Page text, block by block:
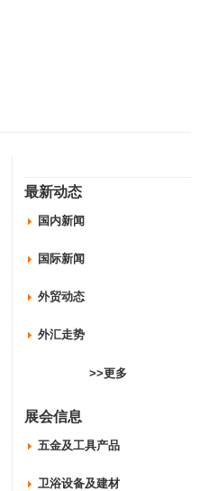
最新动态
国内新闻
国际新闻
外贸动态
外汇走势
>>更多
展会信息
五金及工具产品
卫浴设备及建材